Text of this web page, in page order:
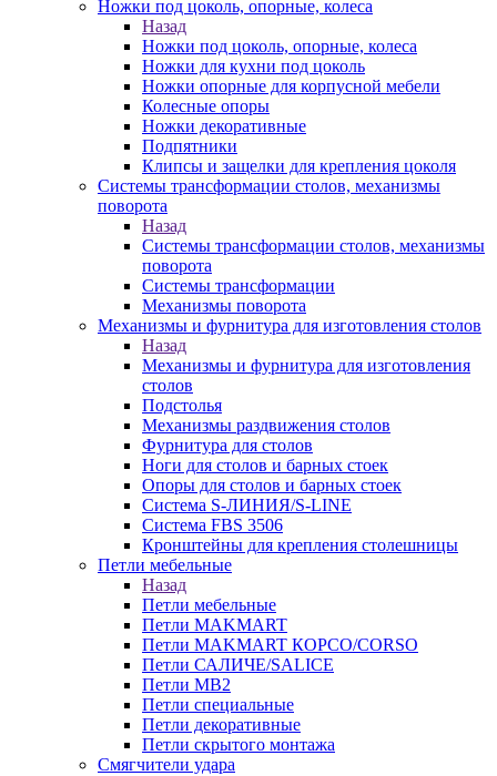
Ножки под цоколь, опорные, колеса
Назад
Ножки под цоколь, опорные, колеса
Ножки для кухни под цоколь
Ножки опорные для корпусной мебели
Колесные опоры
Ножки декоративные
Подпятники
Клипсы и защелки для крепления цоколя
Системы трансформации столов, механизмы
поворота
Назад
Системы трансформации столов, механизмы
поворота
Системы трансформации
Механизмы поворота
Механизмы и фурнитура для изготовления столов
Назад
Механизмы и фурнитура для изготовления
столов
Подстолья
Механизмы раздвижения столов
Фурнитура для столов
Ноги для столов и барных стоек
Опоры для столов и барных стоек
Система S-ЛИНИЯ/S-LINE
Система FBS 3506
Кронштейны для крепления столешницы
Петли мебельные
Назад
Петли мебельные
Петли MAKMART
Петли MAKMART КОРСО/CORSO
Петли САЛИЧЕ/SALICE
Петли MB2
Петли специальные
Петли декоративные
Петли скрытого монтажа
Смягчители удара